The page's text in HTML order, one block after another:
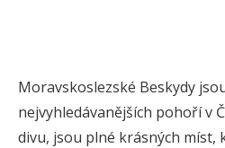
Moravskoslezské Beskydy
nejvyhledávanějších pohoří v
divu, jsou plné krásných míst,